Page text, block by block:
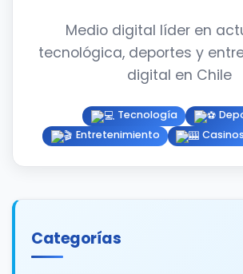
Medio digital líder en
tecnológica, deportes y
digital en Chile
Tecnología
Entretenimiento
Casinos
Categorías